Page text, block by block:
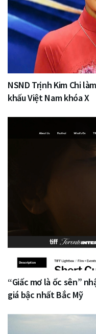
NSND Trịnh Kim Chi
khấu Việt Nam khóa X
“Giấc mơ là ốc sên”
giá bậc nhất Bắc Mỹ